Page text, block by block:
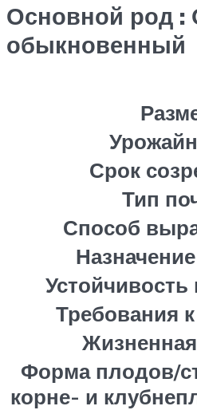
Основной род :
обыкновенный
Срок
Тип
Способ
Устойчивость
Требования
Форма плодов/
корне- и